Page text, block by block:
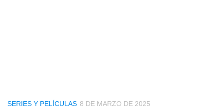
SERIES Y PELÍCULAS 8 DE MARZO DE 2025